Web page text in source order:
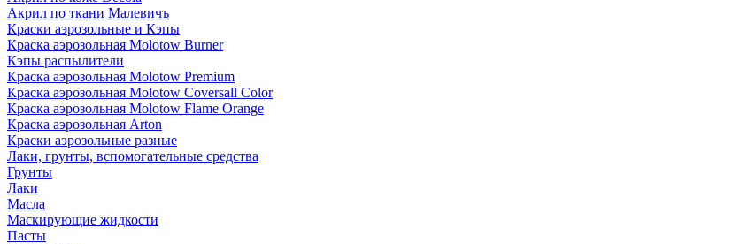
Акрил по ткани Малевичъ
Краски аэрозольные и Кэпы
Краска аэрозольная Molotow Burner
Кэпы распылители
Краска аэрозольная Molotow Premium
Краска аэрозольная Molotow Coversall Color
Краска аэрозольная Molotow Flame Orange
Краска аэрозольная Arton
Краски аэрозольные разные
Лаки, грунты, вспомогательные средства
Грунты
Лаки
Масла
Маскирующие жидкости
Пасты